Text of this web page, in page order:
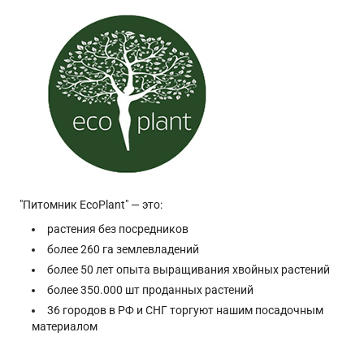
"Питомник EcoPlant" — это:
растения без посредников
более 260 га землевладений
более 50 лет опыта выращивания хвойных растений
более 350.000 шт проданных растений
36 городов в РФ и СНГ торгуют нашим посадочным
материалом